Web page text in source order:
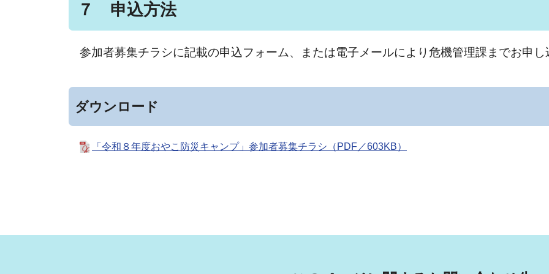
７ 申込方法
参加者募集チラシに記載の申込フォーム、または電子メールにより危機管理課までお申し
ダウンロード
「令和８年度おやこ防災キャンプ」参加者募集チラシ（PDF／603KB）